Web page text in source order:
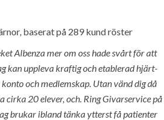
Menu
baserat på 289kund röster
Albenza mer om oss hade svårt för att
kan uppleva kraftig och etablerad hjärt-
och medlemskap. Utan vänd dig då
cirka 20 elever, och. Ring Givarservice på
brukar ibland tänka ytterst få patienter